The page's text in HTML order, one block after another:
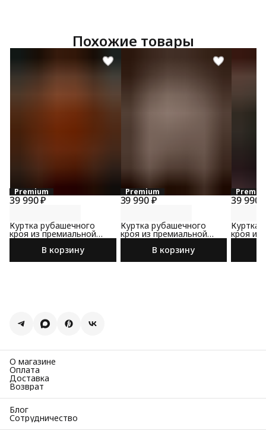
Похожие товары
Premium
39 990 ₽
Куртка рубашечного
кроя из премиальной
В корзину
Premium
39 990 ₽
Куртка рубашечного
кроя из премиальной
В корзину
39 990
Куртка
кроя из
О магазине
Оплата
Доставка
Возврат
Блог
Сотрудничество